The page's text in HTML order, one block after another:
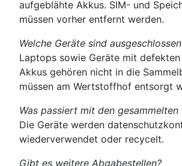
aufgeblähte Akkus. SIM- und
müssen vorher entfernt werden.
Welche Geräte sind
Laptops sowie Geräte mit
Akkus gehören nicht in die
müssen am Wertstoffhof entsorgt
Was passiert mit den gesammelten
Die Geräte werden
wiederverwendet oder recycelt.
Gibt es weitere Abgabestellen?